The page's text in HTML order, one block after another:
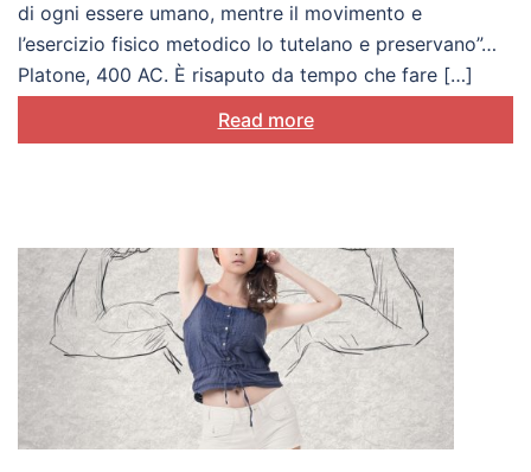
di ogni essere umano, mentre il movimento e
l’esercizio fisico metodico lo tutelano e preservano”…
Platone, 400 AC. È risaputo da tempo che fare […]
Read more